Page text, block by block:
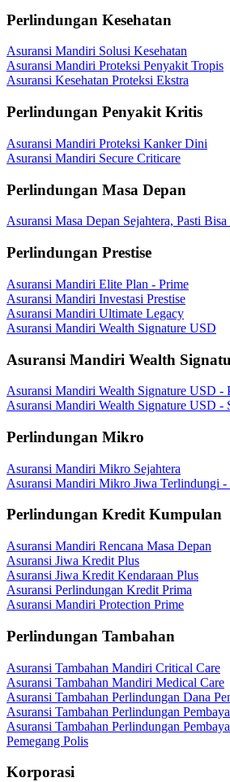
Perlindungan Kesehatan
Asuransi Mandiri Solusi Kesehatan
Asuransi Mandiri Proteksi Penyakit Tropis
Asuransi Kesehatan Proteksi Ekstra
Perlindungan Penyakit Kritis
Asuransi Mandiri Proteksi Kanker Dini
Asuransi Mandiri Secure Criticare
Perlindungan Masa Depan
Asuransi Masa Depan Sejahtera, Pasti
Perlindungan Prestise
Asuransi Mandiri Elite Plan - Prime
Asuransi Mandiri Investasi Prestise
Asuransi Mandiri Ultimate Legacy
Asuransi Mandiri Wealth Signature USD
Asuransi Mandiri Wealth
Asuransi Mandiri Wealth Signature USD -
Asuransi Mandiri Wealth Signature USD -
Perlindungan Mikro
Asuransi Mandiri Mikro Sejahtera
Asuransi Mandiri Mikro Jiwa Terlindungi -
Perlindungan Kredit Kumpulan
Asuransi Mandiri Rencana Masa Depan
Asuransi Jiwa Kredit Plus
Asuransi Jiwa Kredit Kendaraan Plus
Asuransi Perlindungan Kredit Prima
Asuransi Mandiri Protection Prime
Perlindungan Tambahan
Asuransi Tambahan Mandiri Critical Care
Asuransi Tambahan Mandiri Medical Care
Asuransi Tambahan Perlindungan Dana
Asuransi Tambahan Perlindungan
Asuransi Tambahan Perlindungan
Pemegang Polis
Korporasi